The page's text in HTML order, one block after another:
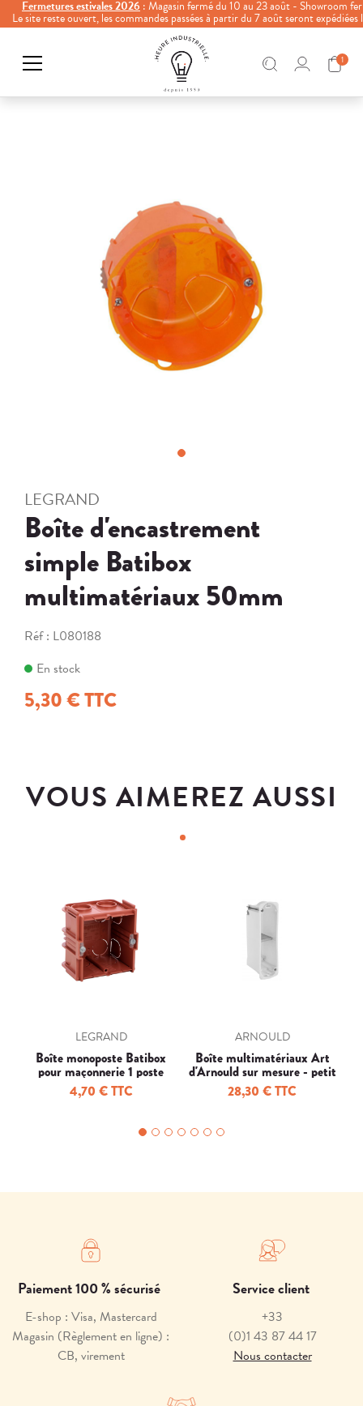
LEGRAND
Boîte d'encastrement
simple Batibox
multimatériaux 50mm
Réf : L080188
En stock
5,30 € TTC
VOUS AIMEREZ AUSSI
LEGRAND
Boîte monoposte Batibox
pour maçonnerie 1 poste
carrée associable
4,70 € TTC
ARNOULD
Boîte multimatériaux Art
d'Arnould sur mesure - petit
rect. double
28,30 € TTC
Paiement 100 % sécurisé
E-shop : Visa, Mastercard
Magasin (Règlement en ligne) :
CB, virement
Service client
+33
(0)1 43 87 44 17
Nous contacter
Fermetures estivales 2026 : Magasin fermé du 10 au 23 août - Showroom
Le site reste ouvert, les commandes passées à partir du 7 août seront
1